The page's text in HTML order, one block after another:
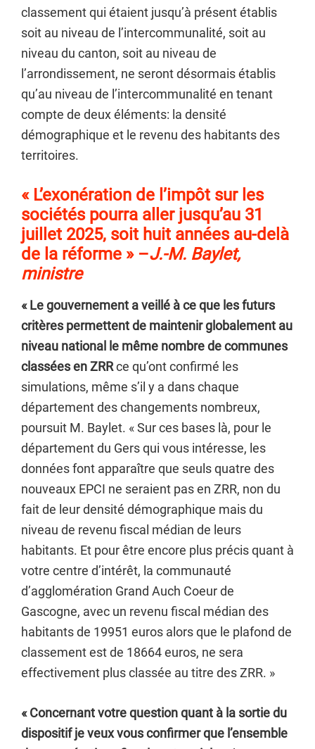
classement qui étaient jusqu’à présent établis
soit au niveau de l’intercommunalité, soit au
niveau du canton, soit au niveau de
l’arrondissement, ne seront désormais établis
qu’au niveau de l’intercommunalité en tenant
compte de deux éléments: la densité
démographique et le revenu des habitants des
territoires.
« L’exonération de l’impôt sur les
sociétés pourra aller jusqu’au 31
juillet 2025, soit huit années au-delà
de la réforme » –J.-M. Baylet,
ministre
« Le gouvernement a veillé à ce que les futurs
critères permettent de maintenir globalement au
niveau national le même nombre de communes
classées en ZRRce qu’ont confirmé les
simulations, même s’il y a dans chaque
département des changements nombreux,
poursuit M. Baylet. « Sur ces bases là, pour le
département du Gers qui vous intéresse, les
données font apparaître que seuls quatre des
nouveaux EPCI ne seraient pas en ZRR, non du
fait de leur densité démographique mais du
niveau de revenu fiscal médian de leurs
habitants. Et pour être encore plus précis quant à
votre centre d’intérêt, la communauté
d’agglomération Grand Auch Coeur de
Gascogne, avec un revenu fiscal médian des
habitants de 19951 euros alors que le plafond de
classement est de 18664 euros, ne sera
effectivement plus classée au titre des ZRR. »
« Concernant votre question quant à la sortie du
dispositif je veux vous confirmer que l’ensemble